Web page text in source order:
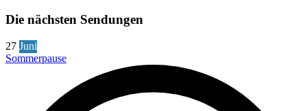
Die nächsten Sendungen
27 Juni
Sommerpause